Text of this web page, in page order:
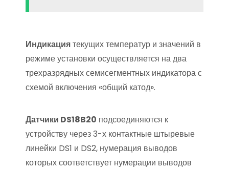
Индикациятекущих температур и значений в
режиме установки осуществляется на два
трехразрядных семисегментных индикатора с
схемой включения «общий катод».
Датчики DS18B20 подсоединяются к
устройству через 3-х контактные штыревые
линейки DS1 и DS2, нумерация выводов
которых соответствует нумерации выводов